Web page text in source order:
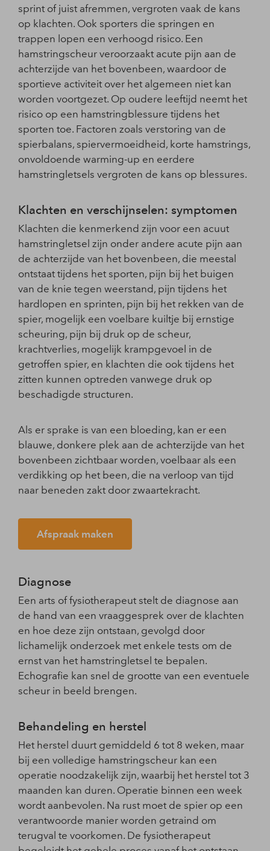
sprint of juist afremmen, vergroten vaak de kans
op klachten. Ook sporters die springen en
trappen lopen een verhoogd risico. Een
hamstringscheur veroorzaakt acute pijn aan de
achterzijde van het bovenbeen, waardoor de
sportieve activiteit over het algemeen niet kan
worden voortgezet. Op oudere leeftijd neemt het
risico op een hamstringblessure tijdens het
sporten toe. Factoren zoals verstoring van de
spierbalans, spiervermoeidheid, korte hamstrings,
onvoldoende warming-up en eerdere
hamstringletsels vergroten de kans op blessures.
Klachten en verschijnselen: symptomen
Klachten die kenmerkend zijn voor een acuut
hamstringletsel zijn onder andere acute pijn aan
de achterzijde van het bovenbeen, die meestal
ontstaat tijdens het sporten, pijn bij het buigen
van de knie tegen weerstand, pijn tijdens het
hardlopen en sprinten, pijn bij het rekken van de
spier, mogelijk een voelbare kuiltje bij ernstige
scheuring, pijn bij druk op de scheur,
krachtverlies, mogelijk krampgevoel in de
getroffen spier, en klachten die ook tijdens het
zitten kunnen optreden vanwege druk op
beschadigde structuren.
Als er sprake is van een bloeding, kan er een
blauwe, donkere plek aan de achterzijde van het
bovenbeen zichtbaar worden, voelbaar als een
verdikking op het been, die na verloop van tijd
naar beneden zakt door zwaartekracht.
Afspraak maken
Diagnose
Een arts of fysiotherapeut stelt de diagnose aan
de hand van een vraaggesprek over de klachten
en hoe deze zijn ontstaan, gevolgd door
lichamelijk onderzoek met enkele tests om de
ernst van het hamstringletsel te bepalen.
Echografie kan snel de grootte van een eventuele
scheur in beeld brengen.
Behandeling en herstel
Het herstel duurt gemiddeld 6 tot 8 weken, maar
bij een volledige hamstringscheur kan een
operatie noodzakelijk zijn, waarbij het herstel tot 3
maanden kan duren. Operatie binnen een week
wordt aanbevolen. Na rust moet de spier op een
verantwoorde manier worden getraind om
terugval te voorkomen. De fysiotherapeut